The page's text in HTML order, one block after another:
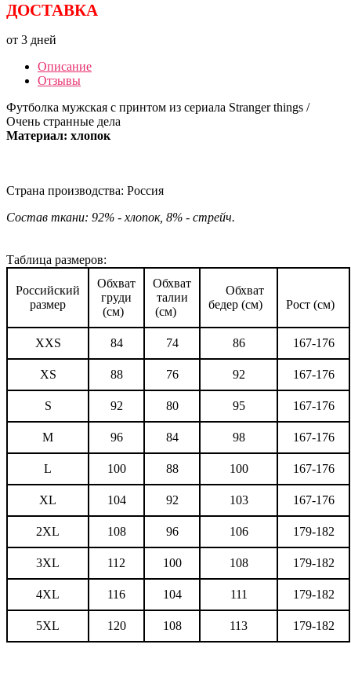
ДОСТАВКА
от 3 дней
Описание
Отзывы
Футболка мужская с принтом из сериала Stranger things /
Очень странные дела
Материал: хлопок
Страна производства: Россия
Состав ткани: 92% - хлопок, 8% - стрейч.
Таблица размеров:
Российский
размер
Обхват
груди
(см)
Обхват
талии
(см)
Обхват
бедер (см)
Рост (см)
XXS 84 74 86 167-176
XS 88 76 92 167-176
S 92 80 95 167-176
M 96 84 98 167-176
L 100 88 100 167-176
XL 104 92 103 167-176
2XL 108 96 106 179-182
3XL 112 100 108 179-182
4XL 116 104 111 179-182
5XL 120 108 113 179-182